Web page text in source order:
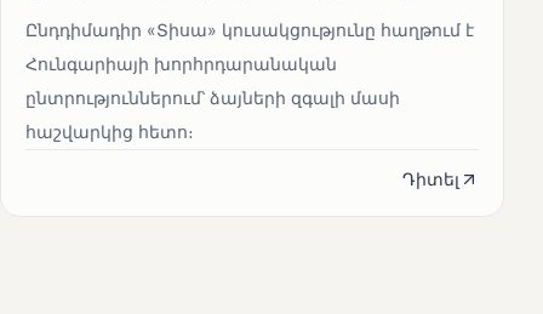
Ընդդիմադիր «Տիսա» կուսակցությունը հաղթում է
Հունգարիայի խորհրդարանական
ընտրություններում՝ ձայների զգալի մասի
հաշվարկից հետո։
Դիտել